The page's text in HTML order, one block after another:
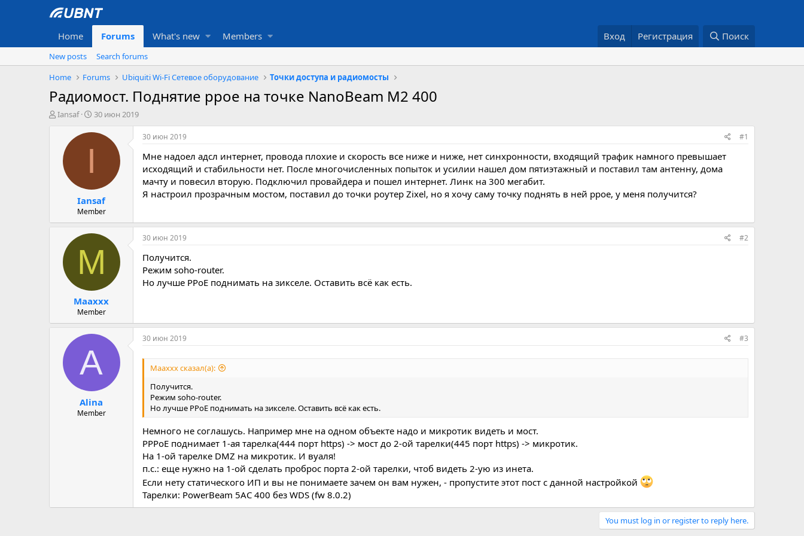
Home Forums What's new Members Вход Регистрация Поиск
New posts
Search forums
Home
Forums Ubiquiti Wi-Fi Сетевое оборудование Точки доступа и радиомосты
Радиомост. Поднятие ppoe на точке NanoBeam M2 400
А
Iansaf
Д
т
д
а
н
и
я
30 июн 2019
I
Iansaf
Member
30 июн 2019 #1
Мне надоел адсл интернет, провода плохие и скорость все ниже и ниже, нет синхронности, входящий трафик намного превышает
исходящий и стабильности нет. После многочисленных попыток и усилии нашел дом пятиэтажный и поставил там антенну, дома
мачту и повесил вторую. Подключил провайдера и пошел интернет. Линк на 300 мегабит.
Я настроил прозрачным мостом, поставил до точки роутер Zixel, но я хочу саму точку поднять в ней ppoe, у меня получится?
M
Maaxxx
Member
30 июн 2019 #2
Получится.
Режим soho-router.
Но лучше РРоЕ поднимать на зикселе. Оставить всё как есть.
A
Alina
Member
30 июн 2019 #3
Maaxxx сказал(а):
Получится.
Режим soho-router.
Но лучше РРоЕ поднимать на зикселе. Оставить всё как есть.
Немного не соглашусь. Например мне на одном объекте надо и микротик видеть и мост.
PPPoE поднимает 1-ая тарелка(444 порт https) -> мост до 2-ой тарелки(445 порт https) -> микротик.
На 1-ой тарелке DMZ на микротик. И вуаля!
п.с.: еще нужно на 1-ой сделать проброс порта 2-ой тарелки, чтоб видеть 2-ую из инета.
Если нету статического ИП и вы не понимаете зачем он вам нужен, - пропустите этот пост с данной настройкой
Тарелки: PowerBeam 5AC 400 без WDS (fw 8.0.2)
You must log in or register to reply here.